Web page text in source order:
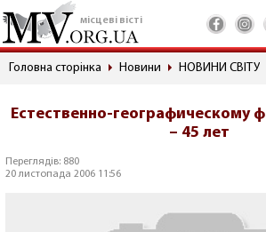
місцеві вісті
Головна сторінка Новини НОВИНИ СВІТУ
Естественно-географическому
– 45 лет
Переглядів: 880
20 листопада 2006 11:56